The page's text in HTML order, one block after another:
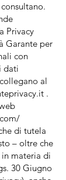
Privacy
Garante per
con
dati
al
.
di tutela
– oltre che
materia di
30 Giugno